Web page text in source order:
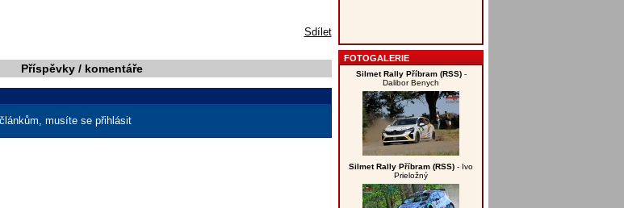
Sdílet
Příspěvky / komentáře
musíte se přihlásit
FOTOGALERIE
Silmet Rally Příbram (RSS)-
Dalibor Benych
Silmet Rally Příbram (RSS) - Ivo
Prieložný